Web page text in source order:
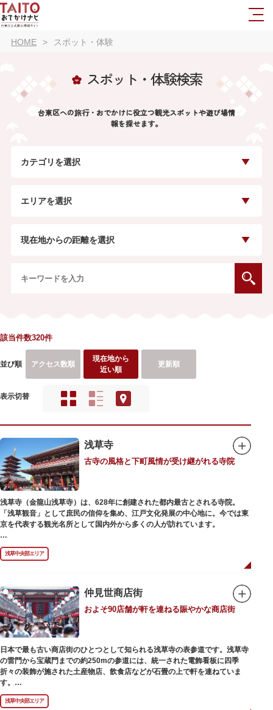
HOME スポット・体験
スポット・体験検索
台東区への旅行・おでかけに役立つ観光スポットや遊び場情
報を探せます。
カテゴリを選択
エリアを選択
現在地からの距離を選択
該当件数320件
並び順 アクセス数順
現在地から
近い順
更新順
表示切替
浅草寺
古寺の風格と下町風情が受け継がれる寺院
浅草寺（金龍山浅草寺）は、628年に創建された都内最古とされる寺院。
「浅草観音」として庶民の信仰を集め、江戸文化発展の中心地に。今では東
京を代表する観光名所として国内外から多くの人が訪れています。
浅草の象徴とも言える「雷門（風雷神門）」は、高さ3.9mの大提灯と風神雷
神像が安置された浅草寺の総門。本堂前には2体の仁王尊像が並ぶ山門「宝
蔵門」が建ち、参拝客を堂々と迎えてくれます。本堂前には、邪気を払うご
身を清めましょう。「観音堂」とも呼ばれる本堂にはご本尊の聖観世音菩薩
が祀られており、毎日定時に法要が執り行われています。
境内の歴史ある建造物も必見です。ひと際目立つ五重塔、国指定重要文化財
の二天門、浅草名所七福神のひとつ・大黒天が祀られた影向堂（ようごうど
う）など、悠久の時に思いを馳せて見学をお楽しみください。
日没後はライトアップされ、朱塗りの建物がより一層鮮やかに浮かび上がり
ます。昼間は約90店舗が軒を連ねる仲見世のお店も閉まり、シャッターに描
かれた「浅草絵巻」を楽しめるのも夜の醍醐味。撮影スポットやデートスポ
ットにもおすすめです。昼間と比べて人が少なくゆっくり巡れるので、足を
運んでみてはいかがでしょうか。
浅草中央部エリア
仲見世商店街
およそ90店舗が軒を連ねる賑やかな商店街
日本で最も古い商店街のひとつとして知られる浅草寺の表参道です。浅草寺
の雷門から宝蔵門までの約250mの参道には、統一された電飾看板に四季
折々の装飾が施された土産物店、飲食店などが石畳の上で軒を連ねていま
す。
人形焼や手焼きせんべいをはじめ、団子や揚げまんじゅう、雷おこしなどの
銘菓、和傘や扇子など伝統工芸品も並び、歩いているだけで浅草らしさを感
浅草中央部エリア